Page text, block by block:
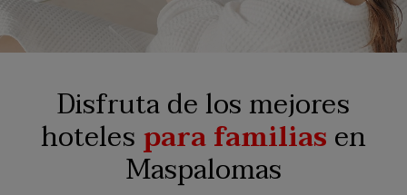
Disfruta de los mejores
hotelespara familiasen
Maspalomas